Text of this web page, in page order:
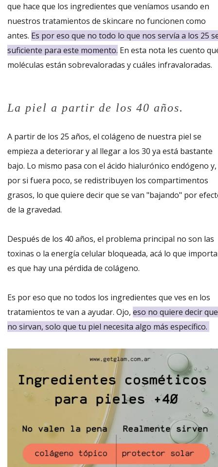
que hace que los ingredientes que veníamos usando en
nuestros tratamientos de skincare no funcionen como
antes. Es por eso que no todo lo que nos servía a los 25
suficiente para este momento. En esta nota les cuento
moléculas están sobrevaloradas y cuáles infravaloradas.
La piel a partir de los 40 años.
A partir de los 25 años, el colágeno de nuestra piel se
empieza a deteriorar y al llegar a los 30 ya está bastante
bajo. Lo mismo pasa con el ácido hialurónico endógeno y,
por si fuera poco, se redistribuyen los compartimentos
grasos, lo que quiere decir que se van "bajando" por
de la gravedad.
Después de los 40 años, el problema principal no son las
toxinas o la energía celular bloqueada, acá lo que importa
es que hay una pérdida de colágeno.
Es por eso que no todos los ingredientes que ves en los
tratamientos te van a ayudar. Ojo, eso no quiere decir que
no sirvan, solo que tu piel necesita algo más específico.